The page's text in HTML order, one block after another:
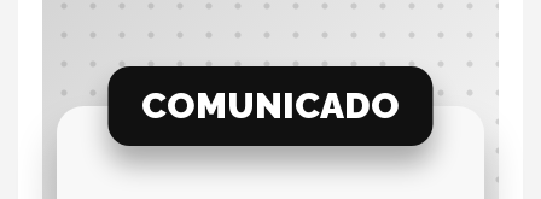
COMUNICADO